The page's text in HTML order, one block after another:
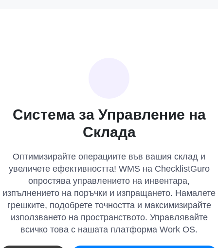
Система за Управление на
Склада
Оптимизирайте операциите във вашия склад и
увеличете ефективността! WMS на ChecklistGuro
опростява управлението на инвентара,
изпълнението на поръчки и изпращането. Намалете
грешките, подобрете точността и максимизирайте
използването на пространството. Управлявайте
всичко това с нашата платформа Work OS.